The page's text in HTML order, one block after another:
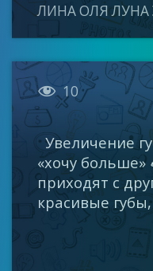
ЛИНА ОЛЯ ЛУНА
 10
Увеличение
«хочу
приходят с
красивые губы,